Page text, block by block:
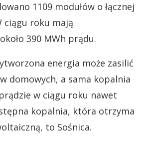
1109 modułów o łącznej
ciągu roku mają
390 MWh prądu.
energia może zasilić
domowych, a sama kopalnia
w ciągu roku nawet
kopalnia, która otrzyma
to Sośnica.